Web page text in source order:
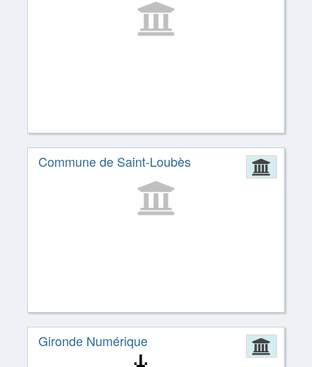
Commune de Saint-Loubès
Gironde Numérique